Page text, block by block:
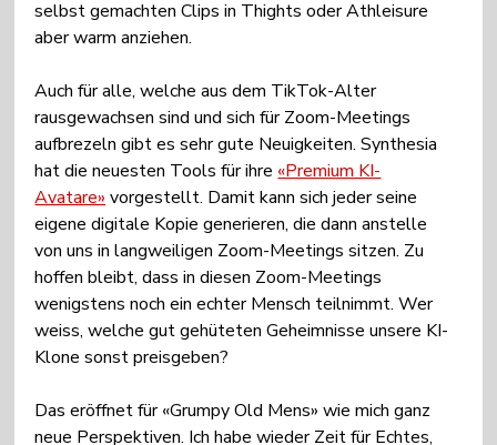
selbst gemachten Clips in Thights oder Athleisure
aber warm anziehen.
Auch für alle, welche aus dem TikTok-Alter
rausgewachsen sind und sich für Zoom-Meetings
aufbrezeln gibt es sehr gute Neuigkeiten. Synthesia
hat die neuesten Tools für ihre «Premium KI-
Avatare» vorgestellt. Damit kann sich jeder seine
eigene digitale Kopie generieren, die dann anstelle
von uns in langweiligen Zoom-Meetings sitzen. Zu
hoffen bleibt, dass in diesen Zoom-Meetings
wenigstens noch ein echter Mensch teilnimmt. Wer
weiss, welche gut gehüteten Geheimnisse unsere KI-
Klone sonst preisgeben?
Das eröffnet für «Grumpy Old Mens» wie mich ganz
neue Perspektiven. Ich habe wieder Zeit für Echtes,